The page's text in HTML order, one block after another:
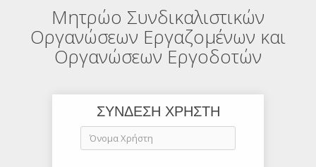
Μητρώο Συνδικαλιστικών
Οργανώσεων Εργαζομένων και
Οργανώσεων Εργοδοτών
ΣΥΝΔΕΣΗ ΧΡΗΣΤΗ